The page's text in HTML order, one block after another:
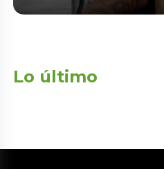
Lo último